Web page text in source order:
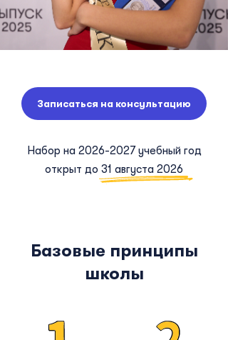
Записаться на консультацию
Набор на 2026-2027 учебный год
открыт до 31 августа 2026
Базовые принципы
школы